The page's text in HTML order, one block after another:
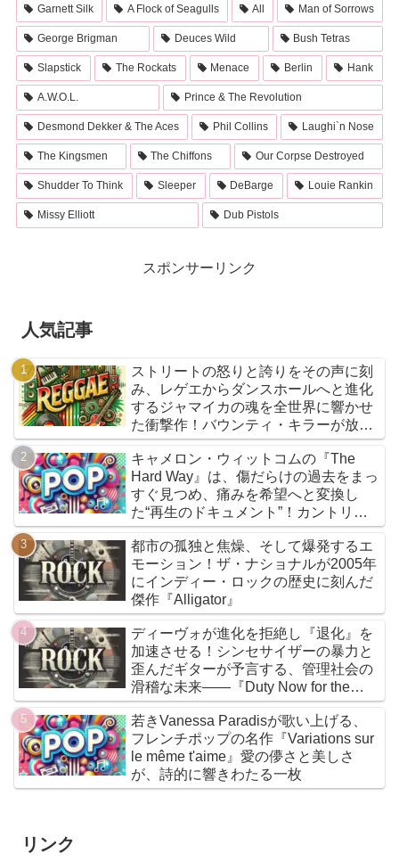
Garnett Silk A Flock of Seagulls All Man of Sorrows
George Brigman Deuces Wild Bush Tetras
Slapstick The Rockats Menace Berlin Hank
A.W.O.L. Prince & The Revolution
Desmond Dekker & The Aces Phil Collins Laughi`n Nose
The Kingsmen The Chiffons Our Corpse Destroyed
Shudder To Think Sleeper DeBarge Louie Rankin
Missy Elliott Dub Pistols
スポンサーリンク
人気記事
ストリートの怒りと誇りをその声に刻
み、レゲエからダンスホールへと進化
するジャマイカの魂を全世界に響かせ
た衝撃作！バウンティ・キラーが放つ
『Bounty Killer』は、貧者の代弁者と
しての信念と、爆音でしか語れないリ
アルな真実を詰め込んだ決定的アルバ
ムだ
キャメロン・ウィットコムの『The
Hard Way』は、傷だらけの過去をまっ
すぐ見つめ、痛みを希望へと変換し
た“再生のドキュメント”！カントリー
とフォークを軸に、荒削りな衝動と繊
細な感情が交差するサウンドは、人生
の遠回りさえも価値ある物語へと昇華
していく
都市の孤独と焦燥、そして爆発するエ
モーション！ザ・ナショナルが2005年
にインディー・ロックの歴史に刻んだ
傑作『Alligator』
ディーヴォが進化を拒絶し『退化』を
加速させる！シンセサイザーの暴力と
歪んだギターが予言する、管理社会の
滑稽な未来――『Duty Now for the
Future』こそがニューウェイヴの真実
である
若きVanessa Paradisが歌い上げる、
フレンチポップの名作『Variations sur
le même t'aime』愛の儚さと美しさ
が、詩的に響きわたる一枚
リンク